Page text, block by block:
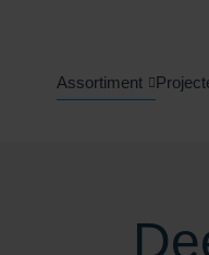
Assortiment